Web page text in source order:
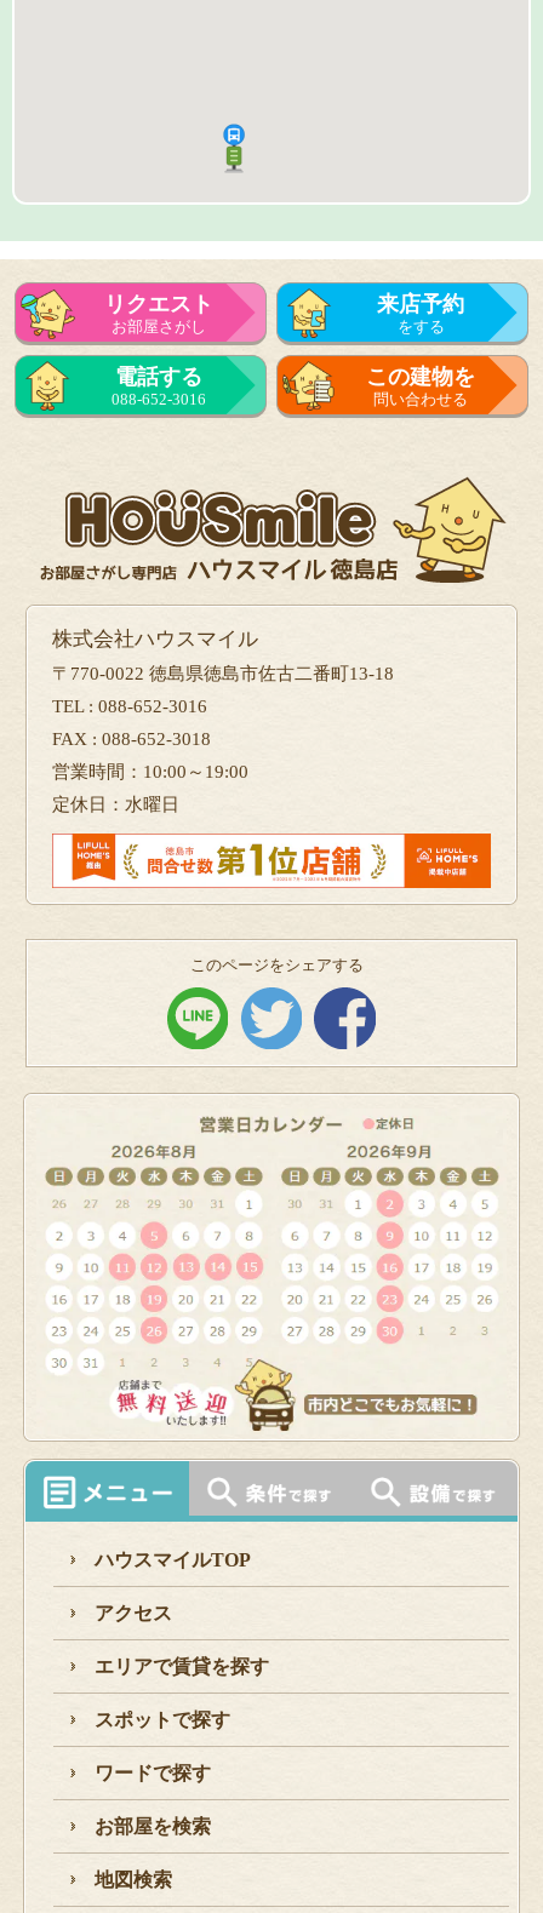
リクエスト
お部屋さがし
来店予約
をする
来店予約
をする
電話する
088-652-3016
この建物を
問い合わせる
株式会社ハウスマイル
〒770-0022 徳島県徳島市佐古二番町13-18
TEL : 088-652-3016
FAX : 088-652-3018
営業時間：10:00～19:00
定休日：水曜日
このページをシェアする
ハウスマイルTOP
アクセス
エリアで賃貸を探す
スポットで探す
ワードで探す
お部屋を検索
地図検索